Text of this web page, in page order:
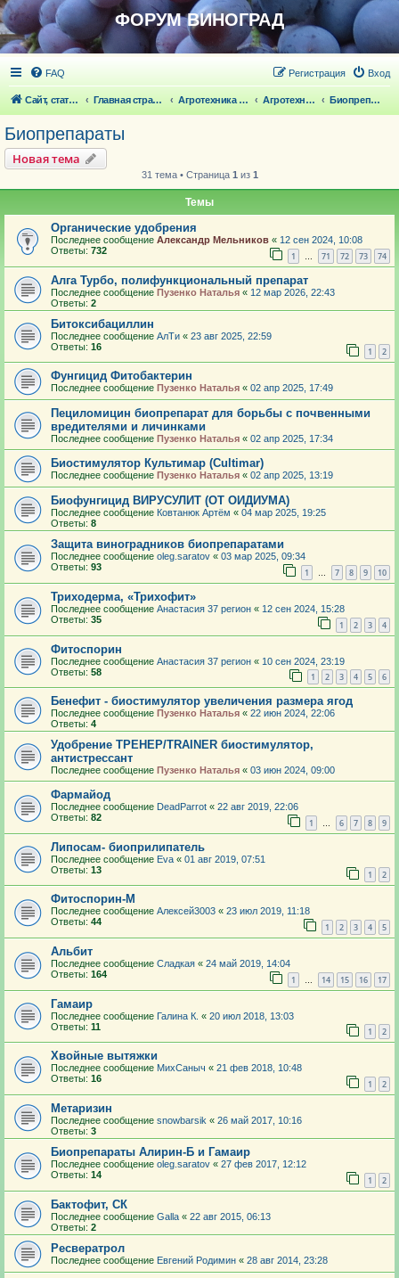
ФОРУМ ВИНОГРАД
FAQ Вход
Регистрация
Сайт, статьи Главная страница Агротехника выращивания винограда Агротехника выращивания винограда Биопрепараты
Биопрепараты
Новая тема
31 тема • Страница 1 из 1
Темы
Органические удобрения
Последнее сообщение Александр Мельников « 12 сен 2024, 10:08
Ответы: 732 1 … 71 72 73 74
Алга Турбо, полифункциональный препарат
Последнее сообщение Пузенко Наталья « 12 мар 2026, 22:43
Ответы: 2
Битоксибациллин
Последнее сообщение АлТи « 23 авг 2025, 22:59
Ответы: 16 1 2
Фунгицид Фитобактерин
Последнее сообщение Пузенко Наталья « 02 апр 2025, 17:49
Пециломицин биопрепарат для борьбы с почвенными
вредителями и личинками
Последнее сообщение Пузенко Наталья « 02 апр 2025, 17:34
Биостимулятор Культимар (Cultimar)
Последнее сообщение Пузенко Наталья « 02 апр 2025, 13:19
Биофунгицид ВИРУСУЛИТ (ОТ ОИДИУМА)
Последнее сообщение Ковтанюк Артём « 04 мар 2025, 19:25
Ответы: 8
Защита виноградников биопрепаратами
Последнее сообщение oleg.saratov « 03 мар 2025, 09:34
Ответы: 93 1 … 7 8 9 10
Триходерма, «Трихофит»
Последнее сообщение Анастасия 37 регион « 12 сен 2024, 15:28
Ответы: 35 1 2 3 4
Фитоспорин
Последнее сообщение Анастасия 37 регион « 10 сен 2024, 23:19
Ответы: 58 1 2 3 4 5 6
Бенефит - биостимулятор увеличения размера ягод
Последнее сообщение Пузенко Наталья « 22 июн 2024, 22:06
Ответы: 4
Удобрение ТРЕНЕР/TRAINER биостимулятор,
антистрессант
Последнее сообщение Пузенко Наталья « 03 июн 2024, 09:00
Фармайод
Последнее сообщение DeadParrot « 22 авг 2019, 22:06
Ответы: 82 1 … 6 7 8 9
Липосам- биоприлипатель
Последнее сообщение Eva « 01 авг 2019, 07:51
Ответы: 13 1 2
Фитоспорин-М
Последнее сообщение Алексей3003 « 23 июл 2019, 11:18
Ответы: 44 1 2 3 4 5
Альбит
Последнее сообщение Сладкая « 24 май 2019, 14:04
Ответы: 164 1 … 14 15 16 17
Гамаир
Последнее сообщение Галина К. « 20 июл 2018, 13:03
Ответы: 11 1 2
Хвойные вытяжки
Последнее сообщение МихСаныч « 21 фев 2018, 10:48
Ответы: 16 1 2
Метаризин
Последнее сообщение snowbarsik « 26 май 2017, 10:16
Ответы: 3
Биопрепараты Алирин-Б и Гамаир
Последнее сообщение oleg.saratov « 27 фев 2017, 12:12
Ответы: 14 1 2
Бактофит, СК
Последнее сообщение Galla « 22 авг 2015, 06:13
Ответы: 2
Ресвератрол
Последнее сообщение Евгений Родимин « 28 авг 2014, 23:28